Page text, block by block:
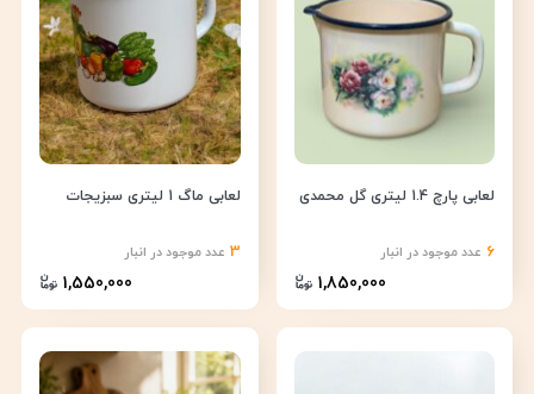
6 عدد موجود در انبار
لعابی پارچ 1.4 لیتری گل محمدی
1,850,000
3 عدد موجود در انبار
لعابی ماگ 1 لیتری سبزیجات
1,550,000